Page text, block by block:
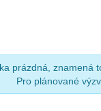
prázdná, znamená
Pro plánované